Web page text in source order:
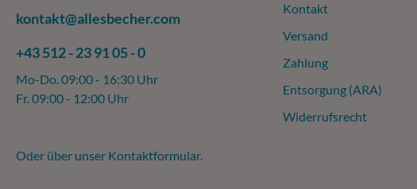
kontakt@allesbecher.com
+43 512 - 23 91 05 - 0
Mo-Do. 09:00 - 16:30 Uhr
Fr. 09:00 - 12:00 Uhr
Oder über unser Kontaktformular.
Kontakt
Versand
Zahlung
Entsorgung (ARA)
Widerrufsrecht